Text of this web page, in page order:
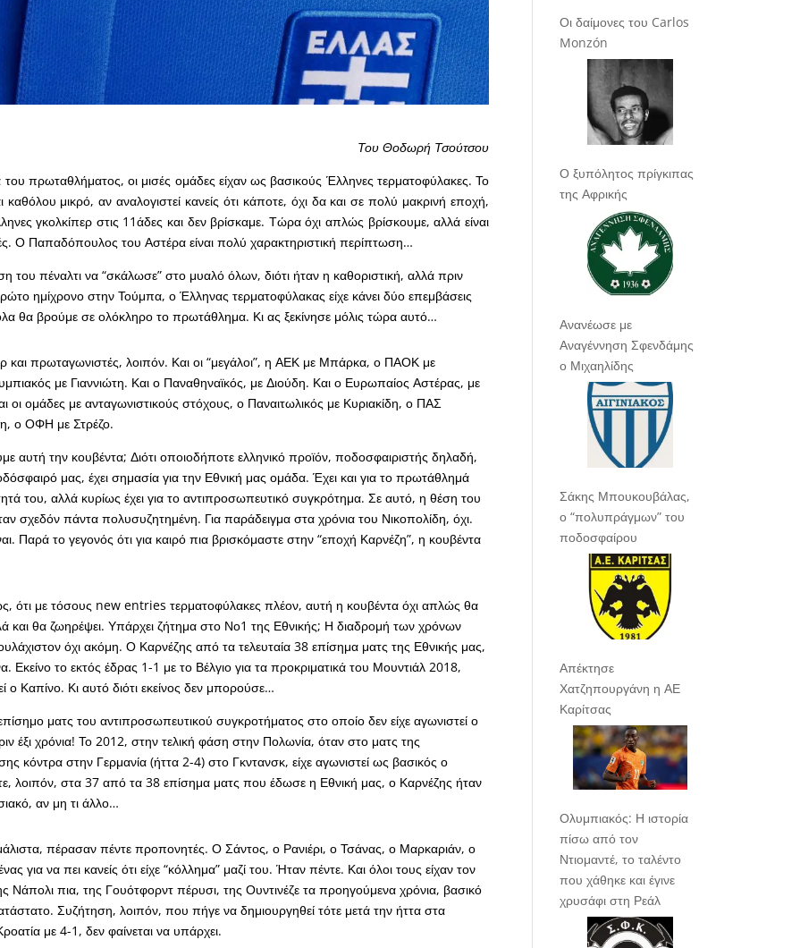
Του Θοδωρή Τσούτσου
πρωταθλήματος, οι μισές ομάδες είχαν ως βασικούς Έλληνες τερματοφύλακες. Το
καθόλου μικρό, αν αναλογιστεί κανείς ότι κάποτε, όχι δα και σε πολύ μακρινή εποχή,
γκολκίπερ στις 11άδες και δεν βρίσκαμε. Τώρα όχι απλώς βρίσκουμε, αλλά είναι
Ο Παπαδόπουλος του Αστέρα είναι πολύ χαρακτηριστική περίπτωση…
του πέναλτι να “σκάλωσε” στο μυαλό όλων, διότι ήταν η καθοριστική, αλλά πριν
ημίχρονο στην Τούμπα, ο Έλληνας τερματοφύλακας είχε κάνει δύο επεμβάσεις
θα βρούμε σε ολόκληρο το πρωτάθλημα. Κι ας ξεκίνησε μόλις τώρα αυτό…
και πρωταγωνιστές, λοιπόν. Και οι “μεγάλοι”, η ΑΕΚ με Μπάρκα, ο ΠΑΟΚ με
με Γιαννιώτη. Και ο Παναθηναϊκός, με Διούδη. Και ο Ευρωπαίος Αστέρας, με
ομάδες με ανταγωνιστικούς στόχους, ο Παναιτωλικός με Κυριακίδη, ο ΠΑΣ
ο ΟΦΗ με Στρέζο.
αυτή την κουβέντα; Διότι οποιοδήποτε ελληνικό προϊόν, ποδοσφαιριστής δηλαδή,
μας, έχει σημασία για την Εθνική μας ομάδα. Έχει και για το πρωτάθλημά
του, αλλά κυρίως έχει για το αντιπροσωπευτικό συγκρότημα. Σε αυτό, η θέση του
σχεδόν πάντα πολυσυζητημένη. Για παράδειγμα στα χρόνια του Νικοπολίδη, όχι.
Παρά το γεγονός ότι για καιρό πια βρισκόμαστε στην “εποχή Καρνέζη”, η κουβέντα
ότι με τόσους new entries τερματοφύλακες πλέον, αυτή η κουβέντα όχι απλώς θα
και θα ζωηρέψει. Υπάρχει ζήτημα στο Νο1 της Εθνικής; Η διαδρομή των χρόνων
όχι ακόμη. Ο Καρνέζης από τα τελευταία 38 επίσημα ματς της Εθνικής μας,
Εκείνο το εκτός έδρας 1-1 με το Βέλγιο για τα προκριματικά του Μουντιάλ 2018,
ο Καπίνο. Κι αυτό διότι εκείνος δεν μπορούσε…
ματς του αντιπροσωπευτικού συγκροτήματος στο οποίο δεν είχε αγωνιστεί ο
έξι χρόνια! Το 2012, στην τελική φάση στην Πολωνία, όταν στο ματς της
κόντρα στην Γερμανία (ήττα 2-4) στο Γκντανσκ, είχε αγωνιστεί ως βασικός ο
λοιπόν, στα 37 από τα 38 επίσημα ματς που έδωσε η Εθνική μας, ο Καρνέζης ήταν
αν μη τι άλλο…
πέρασαν πέντε προπονητές. Ο Σάντος, ο Ρανιέρι, ο Τσάνας, ο Μαρκαριάν, ο
για να πει κανείς ότι είχε “κόλλημα” μαζί του. Ήταν πέντε. Και όλοι τους είχαν τον
Νάπολι πια, της Γουότφορντ πέρυσι, της Ουντινέζε τα προηγούμενα χρόνια, βασικό
Συζήτηση, λοιπόν, που πήγε να δημιουργηθεί τότε μετά την ήττα στα
με 4-1, δεν φαίνεται να υπάρχει.
Οι δαίμονες του Carlos
Monzón
Ο ξυπόλητος πρίγκιπας
της Αφρικής
Ανανέωσε με
Αναγέννηση Σφενδάμης
ο Μιχαηλίδης
Σάκης Μπουκουβάλας,
ο “πολυπράγμων” του
ποδοσφαίρου
Απέκτησε
Χατζηπουργάνη η ΑΕ
Καρίτσας
Ολυμπιακός: Η ιστορία
πίσω από τον
Ντιομαντέ, το ταλέντο
που χάθηκε και έγινε
χρυσάφι στη Ρεάλ